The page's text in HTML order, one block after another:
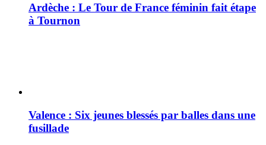
Ardèche : Le Tour de France féminin fait étape
à Tournon
Valence : Six jeunes blessés par balles dans une
fusillade